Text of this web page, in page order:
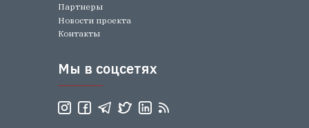
Партнеры
Новости проекта
Контакты
Мы в соцсетях
Мы в соцсетях